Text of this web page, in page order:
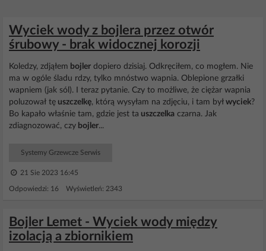
Wyciek wody z bojlera przez otwór
śrubowy - brak widocznej korozji
Koledzy, zdjąłem bojler dopiero dzisiaj. Odkręciłem, co mogłem. Nie
ma w ogóle śladu rdzy, tylko mnóstwo wapnia. Oblepione grzałki
wapniem (jak sól). I teraz pytanie. Czy to możliwe, że ciężar wapnia
poluzował tę uszczelkę, którą wysyłam na zdjęciu, i tam był wyciek?
Bo kapało właśnie tam, gdzie jest ta uszczelka czarna. Jak
zdiagnozować, czy bojler...
Systemy Grzewcze Serwis
21 Sie 2023 16:45
Odpowiedzi: 16 Wyświetleń: 2343
Bojler Lemet - Wyciek wody między
izolacją a zbiornikiem